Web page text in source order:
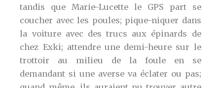
tandis que Marie-Lucette le GPS part se
coucher avec les poules; pique-niquer dans
la voiture avec des trucs aux épinards de
chez Exki; attendre une demi-heure sur le
trottoir au milieu de la foule en se
demandant si une averse va éclater ou pas;